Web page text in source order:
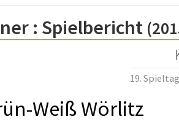
: Spielbericht
19.
Weiß Wörlitz